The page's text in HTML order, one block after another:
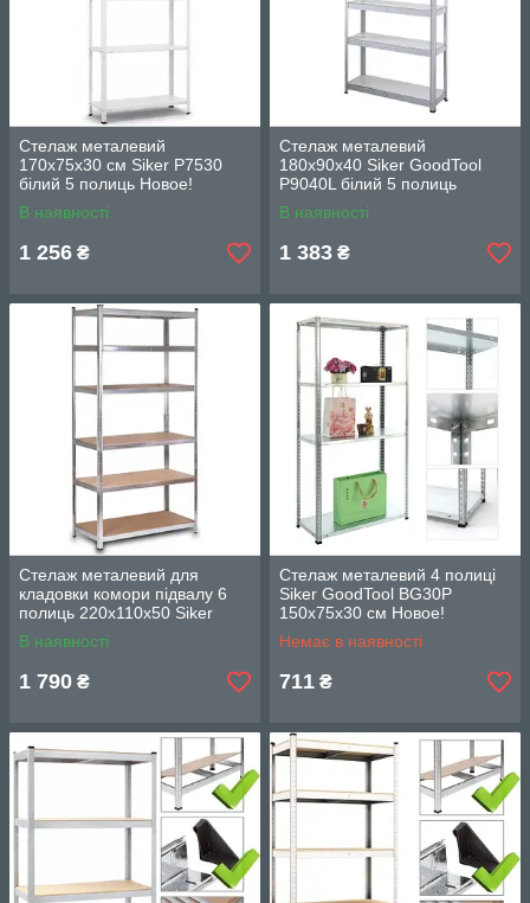
Стелаж металевий
170х75х30 см Siker P7530
білий 5 полиць Новое!
В наявності
1 256 ₴
Стелаж металевий
180х90х40 Siker GoodTool
P9040L білий 5 полиць
Новое!
В наявності
1 383 ₴
Стелаж металевий для
кладовки комори підвалу 6
полиць 220х110х50 Siker
G2211 Новое!
В наявності
1 790 ₴
Стелаж металевий 4 полиці
Siker GoodTool BG30P
150х75х30 см Новое!
Немає в наявності
711 ₴